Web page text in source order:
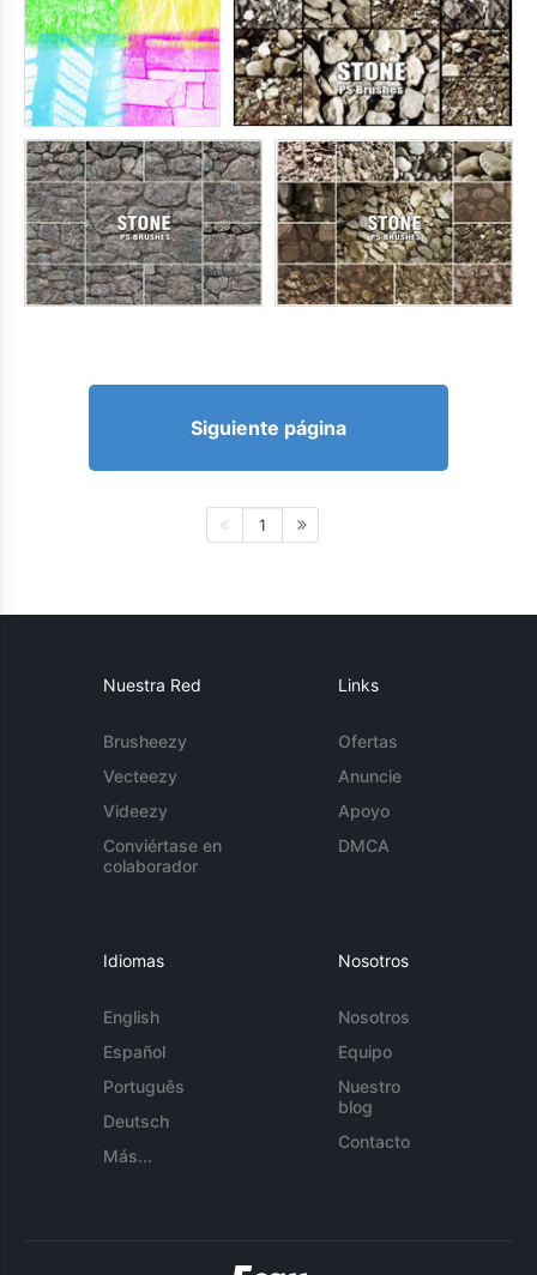
Siguiente página
1
Nuestra Red
Brusheezy
Vecteezy
Videezy
Conviértase en
colaborador
Links
Ofertas
Anuncie
Apoyo
DMCA
Idiomas
English
Español
Português
Deutsch
Más...
Nosotros
Nosotros
Equipo
Nuestro
blog
Contacto